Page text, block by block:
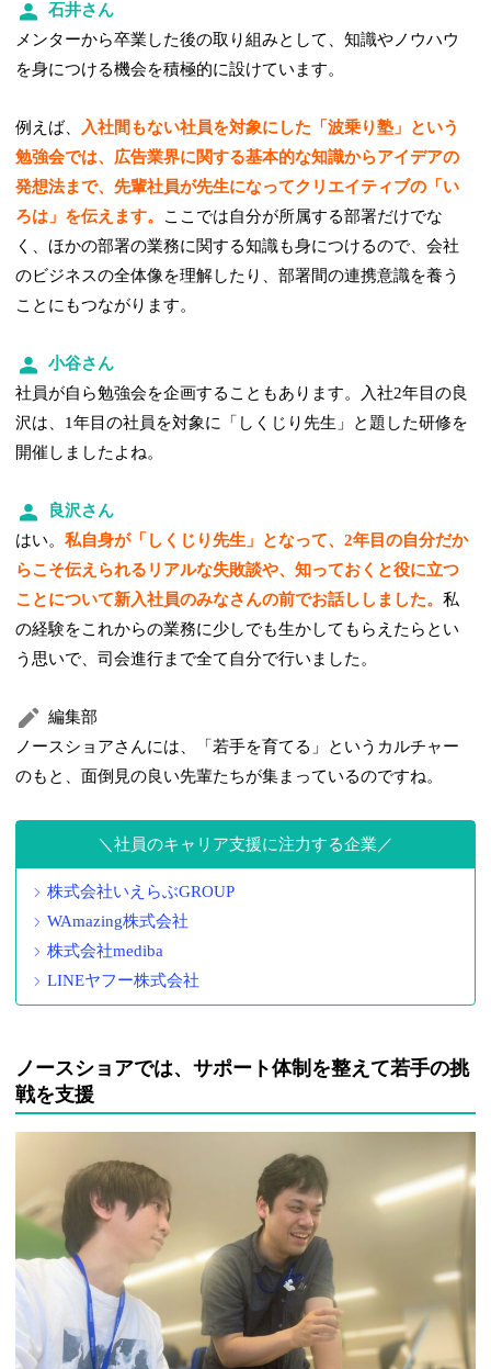
石井さん
メンターから卒業した後の取り組みとして、知識やノウハウ
を身につける機会を積極的に設けています。
例えば、 入社間もない社員を対象にした「波乗り塾」という
勉強会では、広告業界に関する基本的な知識からアイデアの
発想法まで、先輩社員が先生になってクリエイティブの「い
ろは」を伝えます。
ここでは自分が所属する部署だけでな
く、ほかの部署の業務に関する知識も身につけるので、会社
のビジネスの全体像を理解したり、部署間の連携意識を養う
ことにもつながります。
小谷さん
社員が自ら勉強会を企画することもあります。入社2年目の良
沢は、1年目の社員を対象に「しくじり先生」と題した研修を
開催しましたよね。
良沢さん
はい。私自身が「しくじり先生」となって、2年目の自分だか
らこそ伝えられるリアルな失敗談や、知っておくと役に立つ
ことについて新入社員のみなさんの前でお話ししました。私
の経験をこれからの業務に少しでも生かしてもらえたらとい
う思いで、司会進行まで全て自分で行いました。
編集部
ノースショアさんには、「若手を育てる」というカルチャー
のもと、面倒見の良い先輩たちが集まっているのですね。
社員のキャリア支援に注力する企業
株式会社いえらぶGROUP
WAmazing株式会社
株式会社mediba
LINEヤフー株式会社
ノースショアでは、サポート体制を整えて若手の挑
戦を支援